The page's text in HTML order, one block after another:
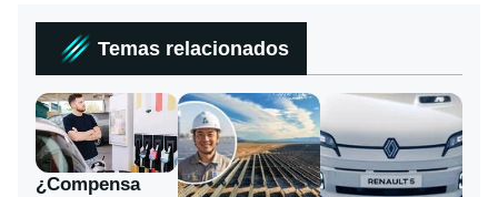
Temas relacionados
¿Compensa